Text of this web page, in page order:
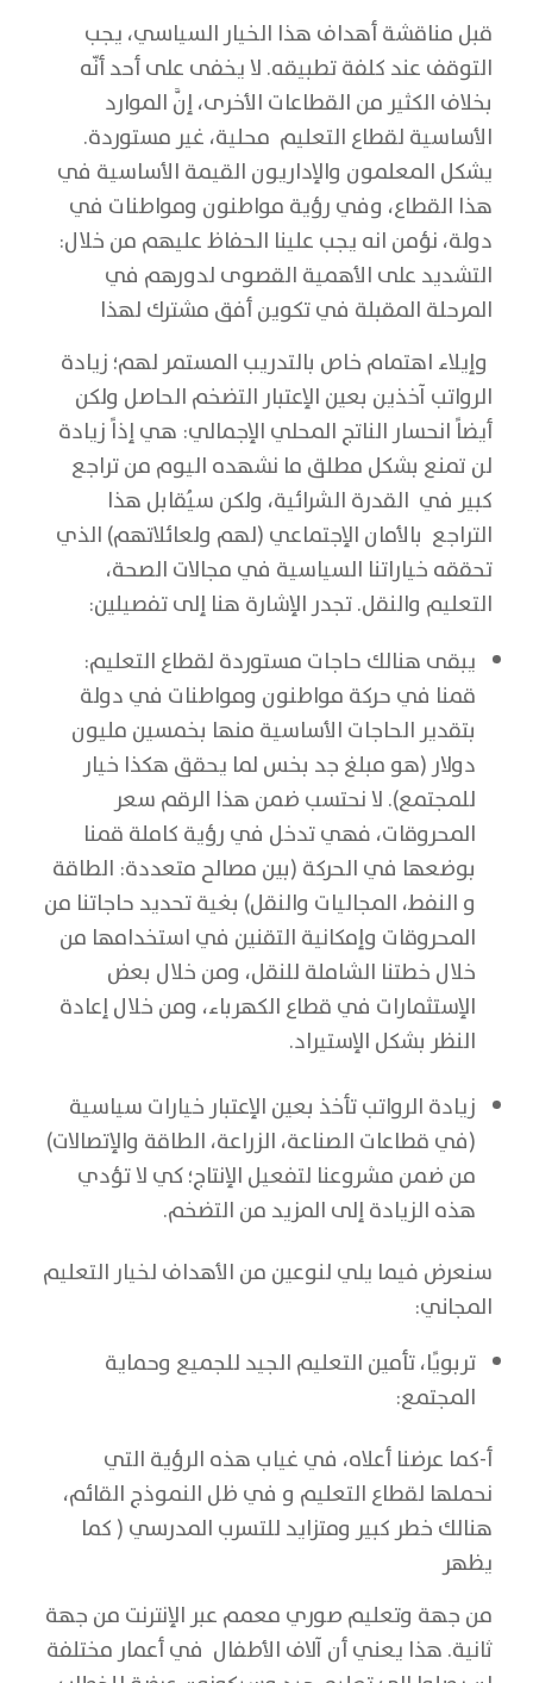
قبل مناقشة أهداف هذا الخيار السياسي، يجب
التوقف عند كلفة تطبيقه. لا يخفى على أحد أنّه
بخلاف الكثير من القطاعات الأخرى، إنَّ الموارد
الأساسية لقطاع التعليم محلية، غير مستوردة.
يشكل المعلمون والإداريون القيمة الأساسية في
هذا القطاع، وفي رؤية مواطنون ومواطنات في
دولة، نؤمن انه يجب علينا الحفاظ عليهم من خلال:
التشديد على الأهمية القصوى لدورهم في
المرحلة المقبلة في تكوين أفق مشترك لهذا
وإيلاء اهتمام خاص بالتدريب المستمر لهم؛ زيادة
الرواتب آخذين بعين الإعتبار التضخم الحاصل ولكن
أيضاً انحسار الناتج المحلي الإجمالي: هي إذاً زيادة
لن تمنع بشكل مطلق ما نشهده اليوم من تراجع
كبير في القدرة الشرائية، ولكن سيُقابل هذا
التراجع بالأمان الإجتماعي (لهم ولعائلاتهم) الذي
تحققه خياراتنا السياسية في مجالات الصحة،
التعليم والنقل. تجدر الإشارة هنا إلى تفصيلين:
يبقى هنالك حاجات مستوردة لقطاع التعليم:
قمنا في حركة مواطنون ومواطنات في دولة
بتقدير الحاجات الأساسية منها بخمسين مليون
دولار (هو مبلغ جد بخس لما يحقق هكذا خيار
للمجتمع). لا نحتسب ضمن هذا الرقم سعر
المحروقات، فهي تدخل في رؤية كاملة قمنا
بوضعها في الحركة (بين مصالح متعددة: الطاقة
و النفط، المجاليات والنقل) بغية تحديد حاجاتنا من
المحروقات وإمكانية التقنين في استخدامها من
خلال خطتنا الشاملة للنقل، ومن خلال بعض
الإستثمارات في قطاع الكهرباء، ومن خلال إعادة
النظر بشكل الإستيراد.
زيادة الرواتب تأخذ بعين الإعتبار خيارات سياسية
(في قطاعات الصناعة، الزراعة، الطاقة والإتصالات)
من ضمن مشروعنا لتفعيل الإنتاج؛ كي لا تؤدي
هذه الزيادة إلى المزيد من التضخم.
سنعرض فيما يلي لنوعين من الأهداف لخيار التعليم
المجاني:
تربويًا، تأمين التعليم الجيد للجميع وحماية
المجتمع:
أ-كما عرضنا أعلاه، في غياب هذه الرؤية التي
نحملها لقطاع التعليم و في ظل النموذج القائم،
هنالك خطر كبير ومتزايد للتسرب المدرسي ( كما
يظهر
من جهة وتعليم صوري معمم عبر الإنترنت من جهة
ثانية. هذا يعني أن آلاف الأطفال في أعمار مختلفة